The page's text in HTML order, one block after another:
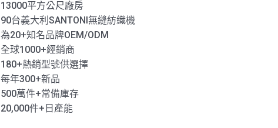
13000平方公尺廠房
90台義大利SANTONI無縫紡織機
為20+知名品牌OEM/ODM
全球1000+經銷商
180+熱銷型號供選擇
每年300+新品
500萬件+常備庫存
20,000件+日產能